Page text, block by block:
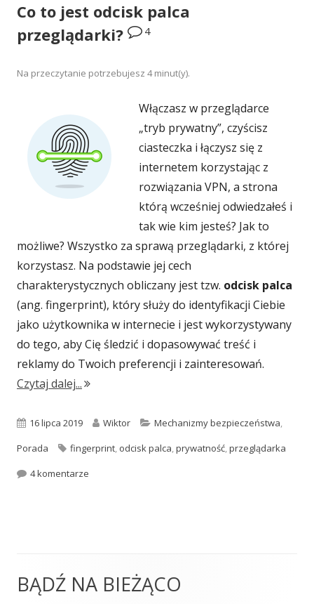
Co to jest odcisk palca
przeglądarki?
4
Na przeczytanie potrzebujesz 4 minut(y).
Włączasz w przeglądarce
„tryb prywatny”, czyścisz
ciasteczka i łączysz się z
internetem korzystając z
rozwiązania VPN, a strona
którą wcześniej odwiedzałeś i
tak wie kim jesteś? Jak to
możliwe? Wszystko za sprawą przeglądarki, z której
korzystasz. Na podstawie jej cech
charakterystycznych obliczany jest tzw. odcisk palca
(ang. fingerprint), który służy do identyfikacji Ciebie
jako użytkownika w internecie i jest wykorzystywany
do tego, aby Cię śledzić i dopasowywać treść i
reklamy do Twoich preferencji i zainteresowań.
Czytaj dalej..."Co to jest odcisk palca przeglądarki?"
Opublikowano
16 lipca 2019 Autor
Wiktor Kategorie
Mechanizmy bezpieczeństwa,
Porada
Tagi
fingerprint, odcisk palca,prywatność,przeglądarka
4 komentarze
Główny
BĄDŹ NA BIEŻĄCO